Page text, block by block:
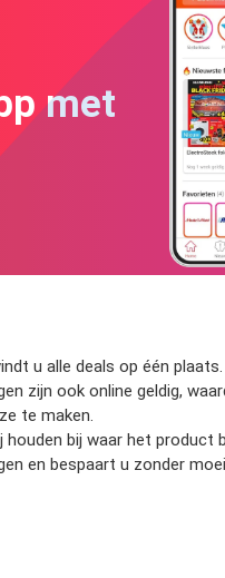
met
u alle deals op één
zijn ook online geldig,
te maken.
bij waar het
en bespaart u zonder